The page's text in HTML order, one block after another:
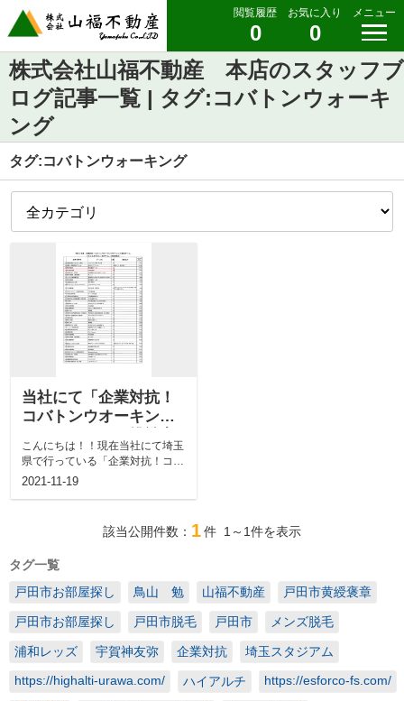
閲覧履歴
0
お気に入り
0
メニュー
株式会社山福不動産 本店のスタッフブ
ログ記事一覧 | タグ:コバトンウォーキ
ング
タグ:コバトンウォーキング
当社にて「企業対抗！
コバトンウオーキング
こんにちは！！現在当社にて埼玉
県で行っている「企業対抗！コバ
トンウオーキングチャレンジ」に
2021-11-19
該当公開件数： 1件 1～1件を表示
タグ一覧
戸田市お部屋探し
鳥山 勉 山福不動産 戸田市黄綬褒章
戸田市お部屋探し 戸田市脱毛 戸田市 メンズ脱毛
浦和レッズ 宇賀神友弥 企業対抗
埼玉スタジアム
https://highalti-urawa.com/
ハイアルチ https://esforco-fs.com/